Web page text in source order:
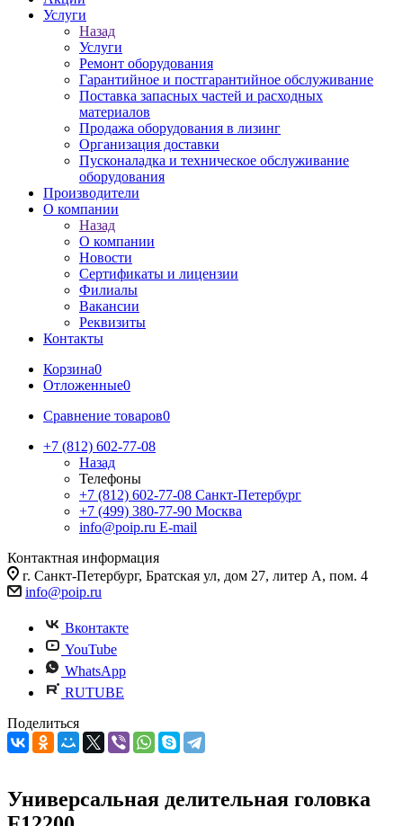
Услуги
Назад
Услуги
Ремонт оборудования
Гарантийное и постгарантийное обслуживание
Поставка запасных частей и расходных
материалов
Продажа оборудования в лизинг
Организация доставки
Пусконаладка и техническое обслуживание
оборудования
Производители
О компании
Назад
О компании
Новости
Сертификаты и лицензии
Филиалы
Вакансии
Реквизиты
Контакты
Корзина0
Отложенные0
Сравнение товаров0
+7 (812) 602-77-08
Назад
Телефоны
+7 (812) 602-77-08 Санкт-Петербург
+7 (499) 380-77-90 Москва
info@poip.ru E-mail
Контактная информация
г. Санкт-Петербург, Братская ул, дом 27, литер А, пом. 4
info@poip.ru
Вконтакте
YouTube
WhatsApp
RUTUBE
Поделиться
Универсальная делительная головка